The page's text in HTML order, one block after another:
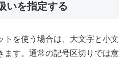
いを指定する
トを使う場合は、大文字と小文
ます。通常の記号区切りでは意